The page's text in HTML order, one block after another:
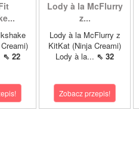
⇖ 22
Lody à la McFlurry
z...
Lody à la McFlurry z
KitKat (Ninja Creami)
Lody à la... ⇖ 32
Zobacz przepis!